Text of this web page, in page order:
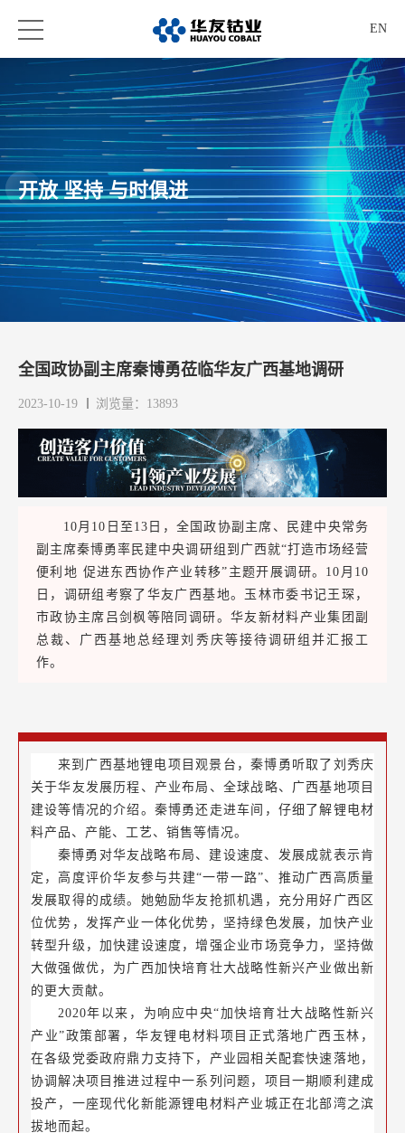
EN
开放 坚持 与时俱进
全国政协副主席秦博勇莅临华友广西基地调研
2023-10-19 浏览量：13893
10月10日至13日，全国政协副主席、民建中央常务
副主席秦博勇率民建中央调研组到广西就“打造市场经营
便利地 促进东西协作产业转移”主题开展调研。10月10
日，调研组考察了华友广西基地。玉林市委书记王琛，
市政协主席吕剑枫等陪同调研。华友新材料产业集团副
总裁、广西基地总经理刘秀庆等接待调研组并汇报工
作。
来到广西基地锂电项目观景台，秦博勇听取了刘秀庆
关于华友发展历程、产业布局、全球战略、广西基地项目
建设等情况的介绍。秦博勇还走进车间，仔细了解锂电材
料产品、产能、工艺、销售等情况。
秦博勇对华友战略布局、建设速度、发展成就表示肯
定，高度评价华友参与共建“一带一路”、推动广西高质量
发展取得的成绩。她勉励华友抢抓机遇，充分用好广西区
位优势，发挥产业一体化优势，坚持绿色发展，加快产业
转型升级，加快建设速度，增强企业市场竞争力，坚持做
大做强做优，为广西加快培育壮大战略性新兴产业做出新
的更大贡献。
2020年以来，为响应中央“加快培育壮大战略性新兴
产业”政策部署，华友锂电材料项目正式落地广西玉林，
在各级党委政府鼎力支持下，产业园相关配套快速落地，
协调解决项目推进过程中一系列问题，项目一期顺利建成
投产，一座现代化新能源锂电材料产业城正在北部湾之滨
拔地而起。